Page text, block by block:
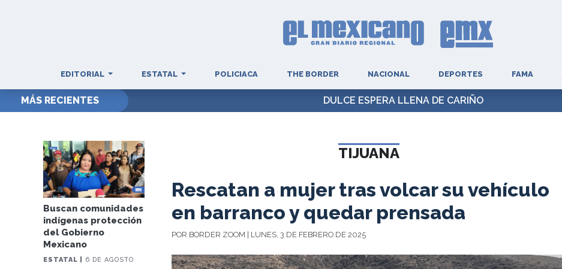
EDITORIAL ESTATAL POLICIACA THE BORDER NACIONAL DEPORTES FAMA
MÁS RECIENTES DULCE ESPERA LLENA DE CARIÑO
Buscan comunidades
indígenas protección
del Gobierno
Mexicano
ESTATAL | 6 DE AGOSTO
TIJUANA
Rescatan a mujer tras volcar su vehículo
en barranco y quedar prensada
POR BORDER ZOOM | LUNES, 3 DE FEBRERO DE 2025